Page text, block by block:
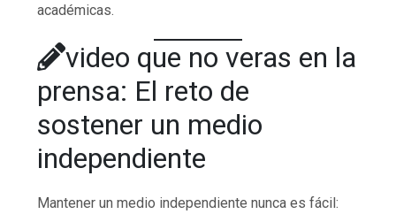
académicas.
video que no veras en la
prensa: El reto de
sostener un medio
independiente
Mantener un medio independiente nunca es fácil: